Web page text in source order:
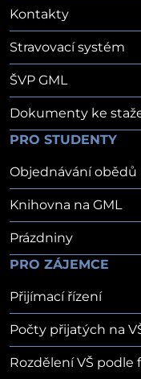
Kontakty
Stravovací systém
ŠVP GML
Dokumenty ke
PRO STUDENTY
Objednávání obědů
Knihovna na GML
Prázdniny
PRO ZÁJEMCE
Přijímací řízení
Počty přijatých na
Rozdělení VŠ podle